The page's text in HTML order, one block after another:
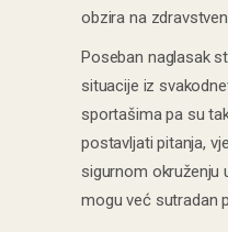
obzira na
Poseban naglasak
situacije iz
sportašima pa su
postavljati pitanja,
sigurnom okruženju
mogu već sutradan